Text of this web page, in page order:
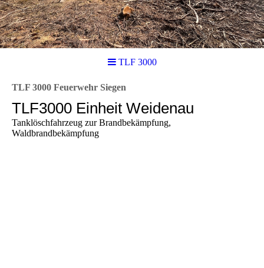
TLF 3000
TLF 3000 Feuerwehr Siegen
TLF3000 Einheit Weidenau
Tanklöschfahrzeug zur Brandbekämpfung,
Waldbrandbekämpfung